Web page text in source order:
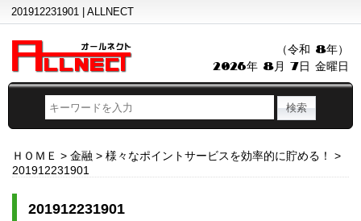
201912231901 | ALLNECT
（令和 8年）
2026年 8月 7日 金曜日
ＨＯＭＥ > 金融 > 様々なポイントサービスを効率的に貯める！
>
201912231901
201912231901